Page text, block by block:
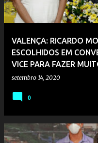
VALENÇA: RICARDO
ESCOLHIDOS EM
VICE PARA FAZER
setembro 14, 2020
0